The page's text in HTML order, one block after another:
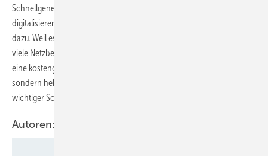
Schnellgenehmigungen ermöglichen, weniger Bürokratie,
digitalisieren und flexibilisieren. Auch das Thema Überbauung gehört
dazu. Weil es keine klaren gesetzlichen Regelungen gibt, wollen sich
viele Netzbetreiber nicht aufs Glatteis begeben. Dabei ist Überbauung
eine kostengünstige Lösung – ich muss kein neues Netz bauen,
sondern hebe Potenzial, das ungenutzt brach liegt. Das ist ein erster
wichtiger Schritt.
Autoren: